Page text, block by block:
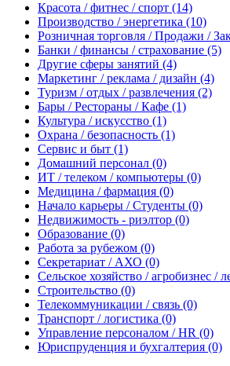
Красота / фитнес / спорт (14)
Производство / энергетика (10)
Розничная торговля / Продажи /
Банки / финансы / страхование (5)
Другие сферы занятий (4)
Маркетинг / реклама / дизайн (4)
Туризм / отдых / развлечения (2)
Бары / Рестораны / Кафе (1)
Культура / искусство (1)
Охрана / безопасность (1)
Сервис и быт (1)
Домашний персонал (0)
ИТ / телеком / компьютеры (0)
Медицина / фармация (0)
Начало карьеры / Студенты (0)
Недвижимость - риэлтор (0)
Образование (0)
Работа за рубежом (0)
Секретариат / АХО (0)
Сельское хозяйство / агробизнес /
Строительство (0)
Телекоммуникации / связь (0)
Транспорт / логистика (0)
Управление персоналом / HR (0)
Юриспруденция и бухгалтерия (0)